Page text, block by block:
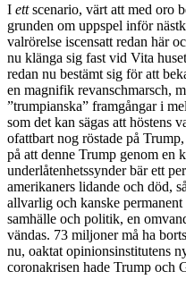
I ettscenario, värt att med oro
grunden om uppspel inför
valrörelse iscensatt redan här
nu klänga sig fast vid Vita
redan nu bestämt sig för att
en magnifik revanschmarsch,
”trumpianska” framgångar i
som det kan sägas att höstens
ofattbart nog röstade på
på att denne Trump genom en
underlåtenhetssynder bär ett
amerikaners lidande och död,
allvarlig och kanske
samhälle och politik, en
vändas. 73 miljoner må ha
nu, oaktat opinionsinstitutens
coronakrisen hade Trump och